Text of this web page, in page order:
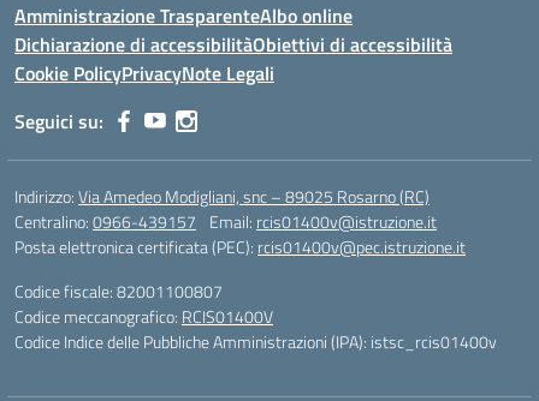
Amministrazione TrasparenteAlbo online
Dichiarazione di accessibilitàObiettivi di accessibilità
Cookie PolicyPrivacyNote Legali
Seguici su:
Indirizzo:Via Amedeo Modigliani, snc – 89025 Rosarno (RC)
Centralino:0966-439157 Email: rcis01400v@istruzione.it
Posta elettronica certificata (PEC): rcis01400v@pec.istruzione.it
Codice fiscale: 82001100807
Codice meccanografico: RCIS01400V
Codice Indice delle Pubbliche Amministrazioni (IPA): istsc_rcis01400v